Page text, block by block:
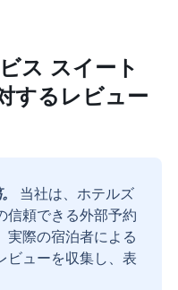
ス スイート
するレビュー
当社は、ホテルズ
信頼できる外部予約
実際の宿泊者による
ビューを収集し、表